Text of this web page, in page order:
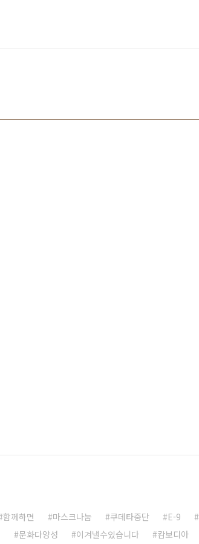
함께하면 마스크나눔 쿠데타중단 E-9
문화다양성 이겨낼수있습니다 캄보디아